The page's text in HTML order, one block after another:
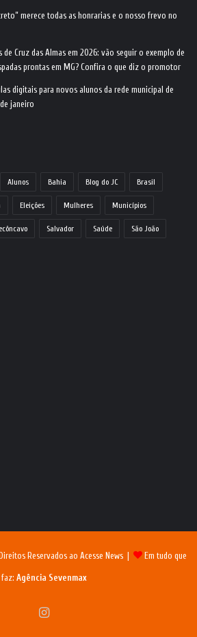
merece todas as honrarias e o nosso frevo no
de Cruz das Almas em 2026: vão seguir o exemplo de
prontas em MG? Confira o que diz o promotor
digitais para novos alunos da rede municipal de
janeiro
Alunos Bahia Blog do JC Brasil
Eleições Mulheres Municípios
Salvador Saúde São João
Reservados ao Acesse News | Em tudo que
faz: Agência Sevenmax
Instagram